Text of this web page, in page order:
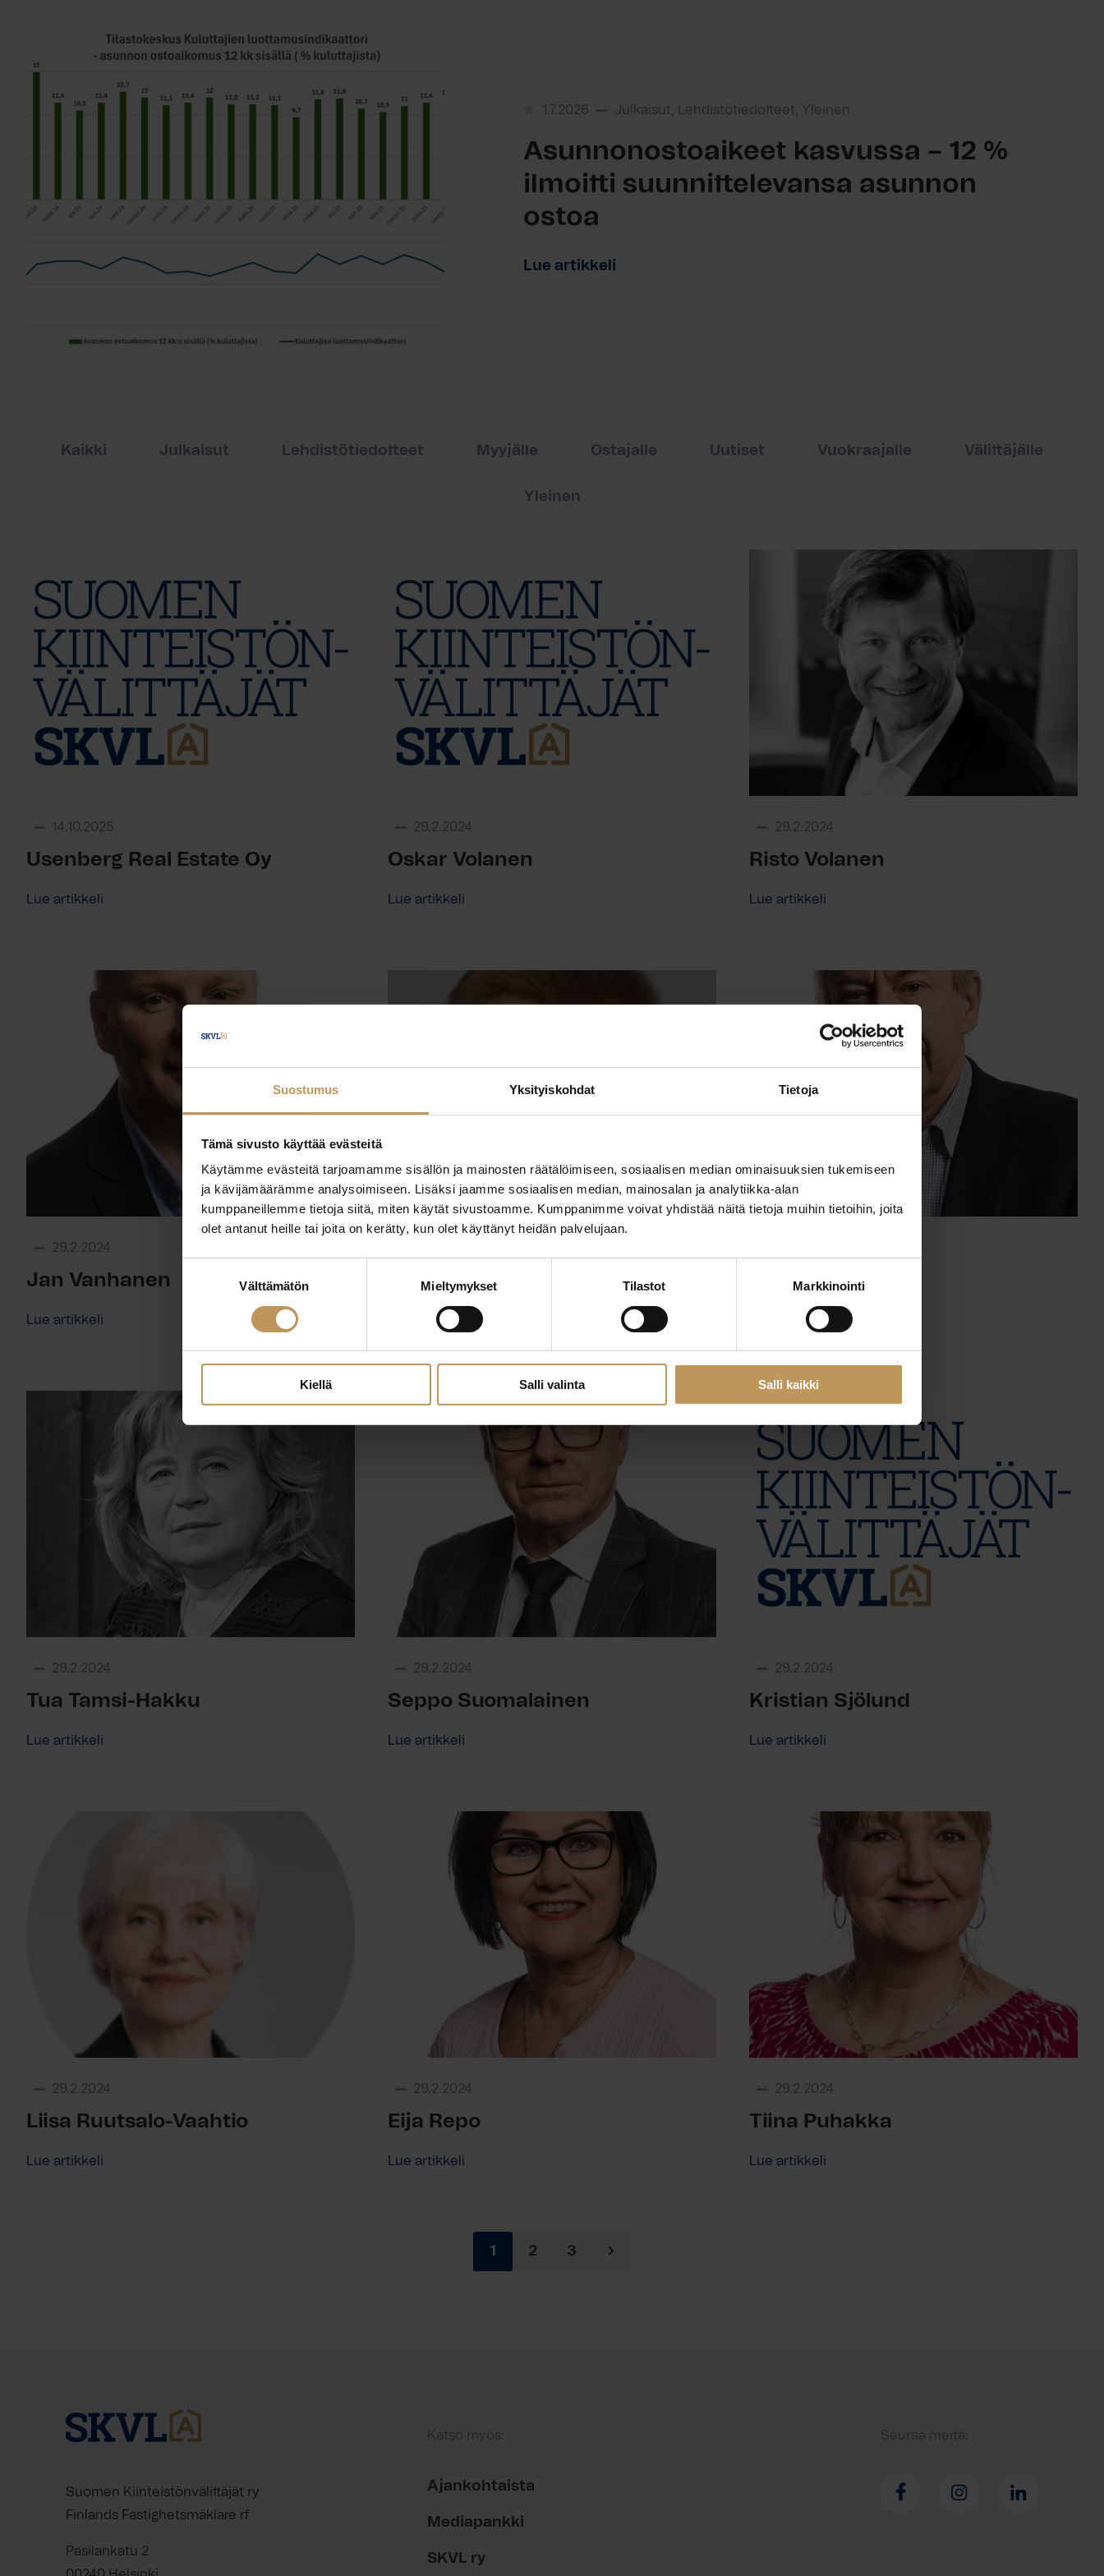
Suostumus Yksityiskohdat Tietoja
Tämä sivusto käyttää evästeitä
Käytämme evästeitä tarjoamamme sisällön ja mainosten räätälöimiseen, sosiaalisen median ominaisuuksien tukemiseen
ja kävijämäärämme analysoimiseen. Lisäksi jaamme sosiaalisen median, mainosalan ja analytiikka-alan
kumppaneillemme tietoja siitä, miten käytät sivustoamme. Kumppanimme voivat yhdistää näitä tietoja muihin tietoihin, joita
olet antanut heille tai joita on kerätty, kun olet käyttänyt heidän palvelujaan.
Välttämätön Mieltymykset Tilastot Markkinointi
Kiellä Salli valinta Salli kaikki
1.7.2026 Julkaisut, Lehdistötiedotteet, Yleinen
Asunnonostoaikeet kasvussa – 12 %
ilmoitti suunnittelevansa asunnon
ostoa
Lue artikkeli
Kaikki Julkaisut Lehdistötiedotteet Myyjälle Ostajalle Uutiset Vuokraajalle Välittäjälle
Yleinen
14.10.2025
Usenberg Real Estate Oy
Lue artikkeli
29.2.2024
Oskar Volanen
Lue artikkeli
29.2.2024
Risto Volanen
Lue artikkeli
29.2.2024
Jan Vanhanen
Lue artikkeli
Hannu Vaahtio
Lue artikkeli
Juha Timonen
Lue artikkeli
29.2.2024
Tua Tamsi-Hakku
Lue artikkeli
29.2.2024
Seppo Suomalainen
Lue artikkeli
29.2.2024
Kristian Sjölund
Lue artikkeli
29.2.2024
Liisa Ruutsalo-Vaahtio
Lue artikkeli
29.2.2024
Eija Repo
Lue artikkeli
29.2.2024
Tiina Puhakka
Lue artikkeli
1 2 3
Suomen Kiinteistönvälittäjät ry
Finlands Fastighetsmäklare rf
Pasilankatu 2
Katso myös:
Ajankohtaista
Mediapankki
SKVL ry
Seuraa meitä: